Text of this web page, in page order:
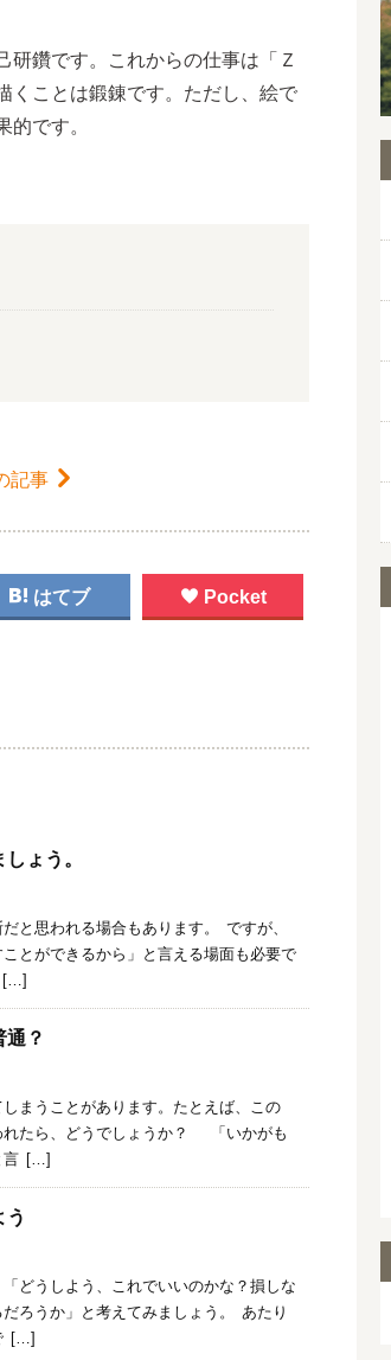
研鑽です。これからの仕事は「Ｚ
くことは鍛錬です。ただし、絵で
的です。
記事 
 はてブ  Pocket
ょう。
と思われる場合もあります。 ですが、
とができるから」と言える場面も必要で
[…]
？
まうことがあります。たとえば、この
れたら、どうでしょうか？ 「いかがも
言 […]
どうしよう、これでいいのかな？損しな
ろうか」と考えてみましょう。 あたり
[…]